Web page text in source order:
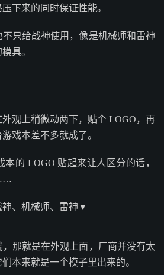
下来的同时保证性能。
只给战神使用，像是机械师和雷神
具。
观上稍微动两下，贴个 LOGO，再
戏本差不多就成了。
的 LOGO 贴起来让人区分的话，
神、机械师、雷神▼
那就是在外观上面，厂商并没有太
本来就是一个模子里出来的。